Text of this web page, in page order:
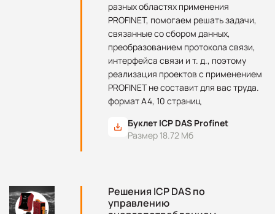
разных областях применения
PROFINET, помогаем решать задачи,
связанные со сбором данных,
преобразованием протокола связи,
интерфейса связи и т. д., поэтому
реализация проектов с применением
PROFINET не составит для вас труда.
формат А4, 10 страниц
Буклет ICP DAS Profinet
Размер 18.72 Мб
Решения ICP DAS по
управлению